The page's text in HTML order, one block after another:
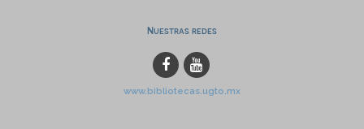
Nuestras redes
www.bibliotecas.ugto.mx